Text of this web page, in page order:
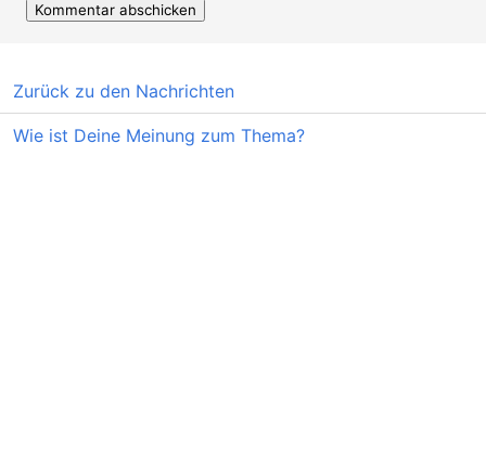
Zurück zu den Nachrichten
Wie ist Deine Meinung zum Thema?